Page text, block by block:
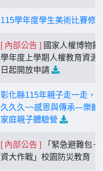
115學年度學生美術比賽修
[ 內部公告 ] 國家人權博物館
學年度上學期人權教育資源
日起開放申請
彰化縣115年親子走一走，
久久久~~感恩與傳承—樂齡
家庭親子體驗營
[ 內部公告 ]
「緊急避難包－
資大作戰」校園防災教育